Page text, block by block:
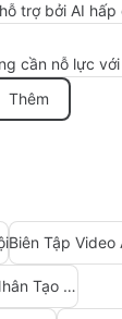
trợ bởi AI
cần nỗ lực với
Thêm
Biên Tập Video
Tải Xuống ứNg Dụng Trí Tuệ Nhân Tạo (Ai)